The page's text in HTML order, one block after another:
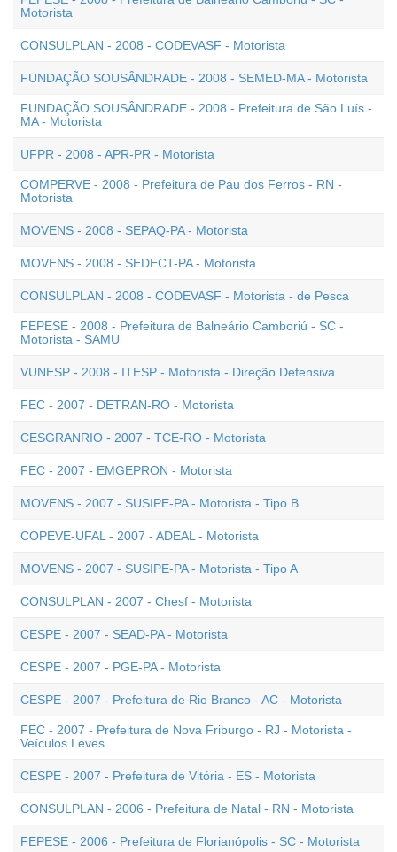
Motorista
CONSULPLAN - 2008 - CODEVASF - Motorista
FUNDAÇÃO SOUSÂNDRADE - 2008 - SEMED-MA - Motorista
FUNDAÇÃO SOUSÂNDRADE - 2008 - Prefeitura de São Luís -
MA - Motorista
UFPR - 2008 - APR-PR - Motorista
COMPERVE - 2008 - Prefeitura de Pau dos Ferros - RN -
Motorista
MOVENS - 2008 - SEPAQ-PA - Motorista
MOVENS - 2008 - SEDECT-PA - Motorista
CONSULPLAN - 2008 - CODEVASF - Motorista - de Pesca
FEPESE - 2008 - Prefeitura de Balneário Camboriú - SC -
Motorista - SAMU
VUNESP - 2008 - ITESP - Motorista - Direção Defensiva
FEC - 2007 - DETRAN-RO - Motorista
CESGRANRIO - 2007 - TCE-RO - Motorista
FEC - 2007 - EMGEPRON - Motorista
MOVENS - 2007 - SUSIPE-PA - Motorista - Tipo B
COPEVE-UFAL - 2007 - ADEAL - Motorista
MOVENS - 2007 - SUSIPE-PA - Motorista - Tipo A
CONSULPLAN - 2007 - Chesf - Motorista
CESPE - 2007 - SEAD-PA - Motorista
CESPE - 2007 - PGE-PA - Motorista
CESPE - 2007 - Prefeitura de Rio Branco - AC - Motorista
FEC - 2007 - Prefeitura de Nova Friburgo - RJ - Motorista -
Veículos Leves
CESPE - 2007 - Prefeitura de Vitória - ES - Motorista
CONSULPLAN - 2006 - Prefeitura de Natal - RN - Motorista
FEPESE - 2006 - Prefeitura de Florianópolis - SC - Motorista